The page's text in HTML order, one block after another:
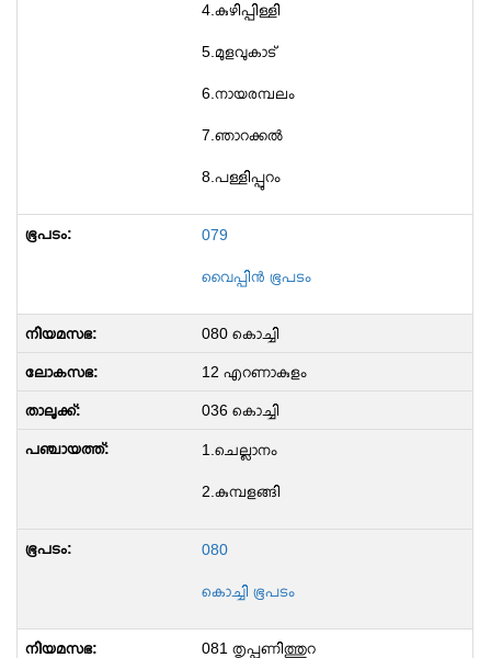
4.കുഴിപ്പിള്ളി
5.മുളവുകാട്
6.നായരമ്പലം
7.ഞാറക്കൽ
8.പള്ളിപ്പുറം
079
വൈപ്പിൻ ഭൂപടം
080 കൊച്ചി
12 എറണാകുളം
036 കൊച്ചി
1.ചെല്ലാനം
2.കുമ്പളങ്ങി
080
കൊച്ചി ഭൂപടം
081 തൃപ്പൂണിത്തുറ